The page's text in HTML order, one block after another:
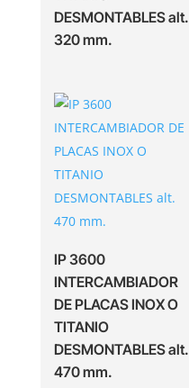
DESMONTABLES alt.
320 mm.
IP 3600
INTERCAMBIADOR
DE PLACAS INOX O
TITANIO
DESMONTABLES alt.
470 mm.